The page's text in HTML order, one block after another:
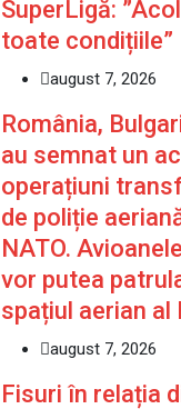
SuperLigă:
toate condițiile”
august 7, 2026
România,
au semnat un
operațiuni
de poliție
NATO.
vor putea
spațiul aerian al
august 7, 2026
Fisuri în relația